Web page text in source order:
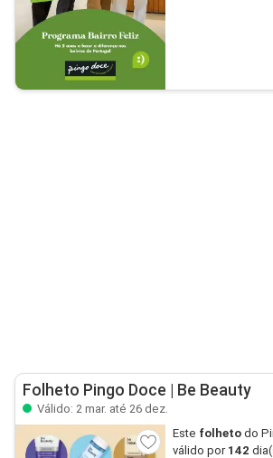
Folheto Pingo Doce | Be Beauty
Válido: 2 mar. até 26 dez.
Este folhetodo
válido por 142